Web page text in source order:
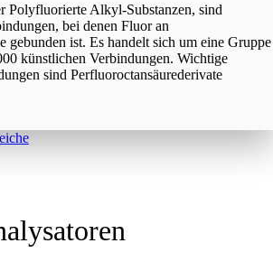
Polyfluorierte Alkyl-Substanzen, sind
bei denen Fluor an
gebunden ist. Es handelt sich um eine Gruppe
künstlichen Verbindungen. Wichtige
sind Perfluoroctansäurederivate